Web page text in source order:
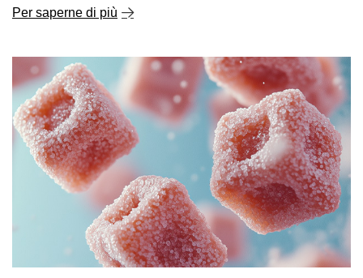
Mate dulce - yerba mate dolce. Con cosa e come